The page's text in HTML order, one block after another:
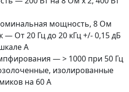
мощность, 8 Ом
— От 20 Гц до 20 кГц +/- 0,15 дБ
А
— > 1000 при 50 Гц
изолированные
на 60 А